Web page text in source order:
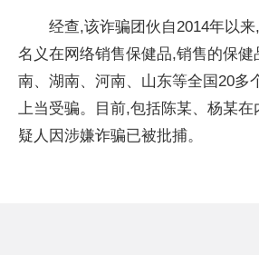
经查,该诈骗团伙自2014年以
名义在网络销售保健品,销售的保健
南、湖南、河南、山东等全国20多
上当受骗。目前,包括陈某、杨某在
疑人因涉嫌诈骗已被批捕。